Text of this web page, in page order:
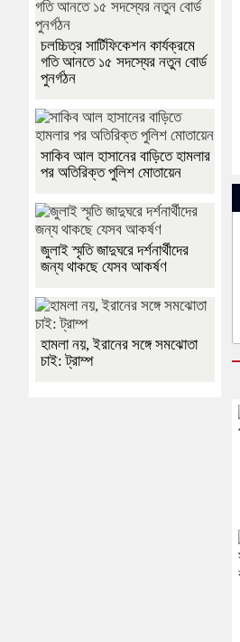
চলচ্চিত্র সার্টিফিকেশন কার্যক্রমে
গতি আনতে ১৫ সদস্যের নতুন বোর্ড
পুনর্গঠন
সাকিব আল হাসানের বাড়িতে হামলার
পর অতিরিক্ত পুলিশ মোতায়েন
জুলাই স্মৃতি জাদুঘরে দর্শনার্থীদের
জন্য থাকছে যেসব আকর্ষণ
হামলা নয়, ইরানের সঙ্গে সমঝোতা
চাই: ট্রাম্প